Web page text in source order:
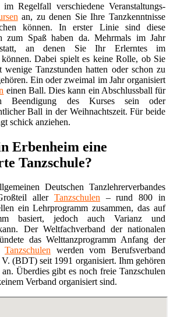
Regelfall verschiedene Veranstaltungs-
an, zu denen Sie Ihre Tanzkenntnisse
können. In erster Linie sind diese
zum Spaß haben da. Mehrmals im Jahr
statt, an denen Sie Ihr Erlerntes im
können. Dabei spielt es keine Rolle, ob Sie
Tanzstunden hatten oder schon zu
Ein oder zweimal im Jahr organisiert
einen Ball. Dies kann ein Abschlussball für
Beendigung des Kurses sein oder
Ball in der Weihnachtszeit. Für beide
schick anziehen.
Erbenheim eine
Tanzschule?
Deutschen Tanzlehrerverbandes
aller Tanzschulen– rund 800 in
ein Lehrprogramm zusammen, das auf
basiert, jedoch auch Varianz und
Der Weltfachverband der nationalen
das Welttanzprogramm Anfang der
Tanzschulen werden vom Berufsverband
V. (BDT) seit 1991 organisiert. Ihm gehören
Überdies gibt es noch freie Tanzschulen
Verband organisiert sind.